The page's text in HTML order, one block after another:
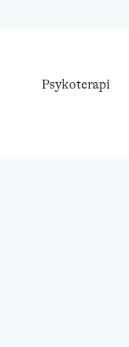
Psykoterapi